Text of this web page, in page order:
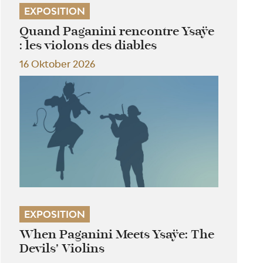
EXPOSITION
Quand Paganini rencontre Ysaÿe
: les violons des diables
16 Oktober 2026
EXPOSITION
When Paganini Meets Ysaÿe: The
Devils’ Violins